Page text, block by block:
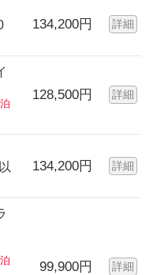
134,200円 詳細
128,500円 詳細
134,200円 詳細
99,900円 詳細